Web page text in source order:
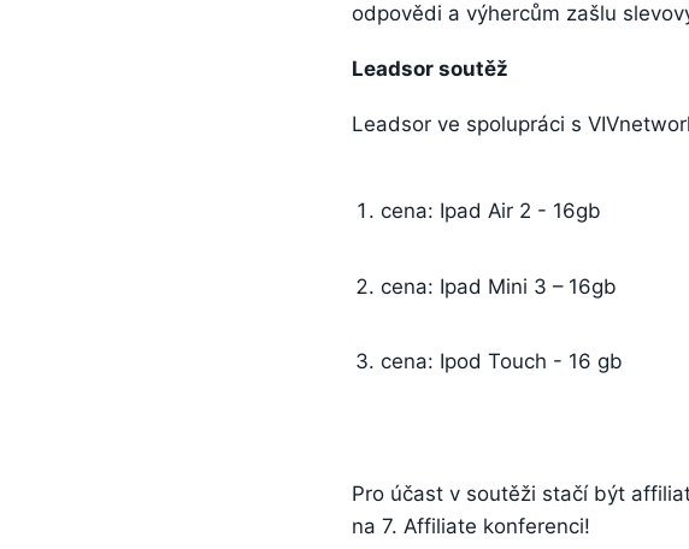
odpovědi a výhercům zašlu
Leadsor soutěž
Leadsor ve spolupráci s
cena: Ipad Air 2 - 16gb
cena: Ipad Mini 3 – 16gb
cena: Ipod Touch - 16 gb
Pro účast v soutěži stačí být
na 7. Affiliate konferenci!